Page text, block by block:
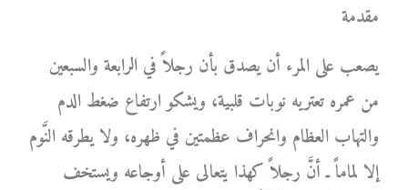
مقدمة
يصعب على المرء أن يصدق بأن رجلاً في الرابعة والسبعين
من عمره تعتريه نوبات قلبية، ويشكو ارتفاع ضغط الدم
والتهاب العظام وانحراف عظمتين في ظهره، ولا يطرقه النَّوم
إلا لماماً ـ أنَّ رجلاً كهذا يتعالى على أوجاعه ويستخف